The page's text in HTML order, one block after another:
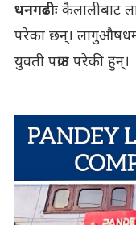
धनगढीःकैलालीबाट
परेका छन्।
युवती पक्राउ परेकी हुन्।